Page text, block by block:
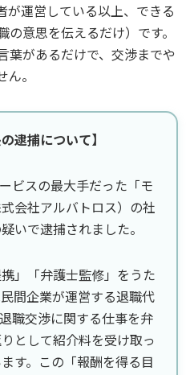
が運営している以上、できる
意思を伝えるだけ）です。
葉があるだけで、交渉までや
。
逮捕について】
ビスの最大手だった「モ
会社アルバトロス）の社
いで逮捕されました。
」「弁護士監修」をうた
間企業が運営する退職代
職交渉に関する仕事を弁
として紹介料を受け取っ
す。この「報酬を得る目